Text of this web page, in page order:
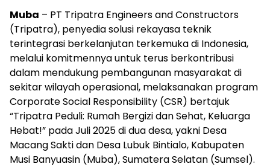
Muba – PT Tripatra Engineers and Constructors
(Tripatra), penyedia solusi rekayasa teknik
terintegrasi berkelanjutan terkemuka di Indonesia,
melalui komitmennya untuk terus berkontribusi
dalam mendukung pembangunan masyarakat di
sekitar wilayah operasional, melaksanakan program
Corporate Social Responsibility (CSR) bertajuk
“Tripatra Peduli: Rumah Bergizi dan Sehat, Keluarga
Hebat!” pada Juli 2025 di dua desa, yakni Desa
Macang Sakti dan Desa Lubuk Bintialo, Kabupaten
Musi Banyuasin (Muba), Sumatera Selatan (Sumsel).